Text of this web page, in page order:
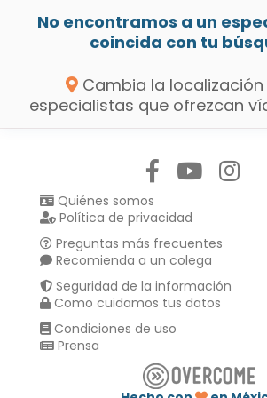
No encontramos a un
coincida con tu
Cambia la
especialistas que ofrezcan
Quiénes somos
Política de privacidad
Preguntas más frecuentes
Recomienda a un colega
Seguridad de la información
Como cuidamos tus datos
Condiciones de uso
Prensa